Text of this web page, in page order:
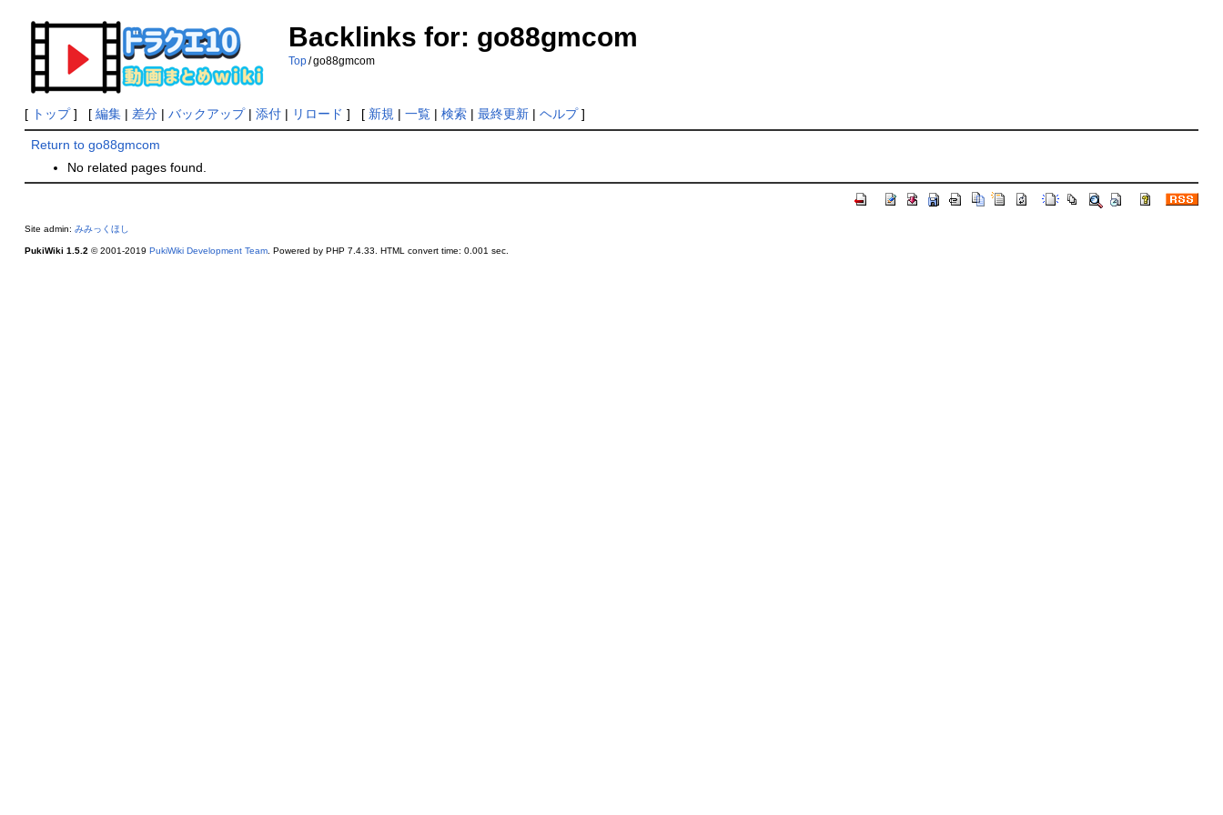
Backlinks for: go88gmcom
Top/go88gmcom
[ トップ] [ 編集| 差分| バックアップ| 添付| リロード ] [ 新規 | 一覧| 検索| 最終更新| ヘルプ]
Return to go88gmcom
No related pages found.
Site admin: みみっくほし
PukiWiki 1.5.2 © 2001-2019 PukiWiki Development Team. Powered by PHP 7.4.33. HTML convert time: 0.001 sec.